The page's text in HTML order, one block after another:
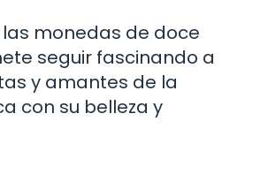
las monedas de doce
seguir fascinando a
y amantes de la
con su belleza y